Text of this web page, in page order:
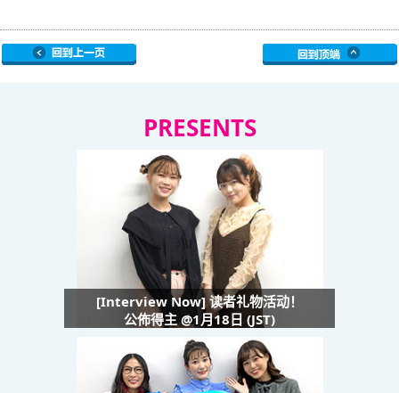
PRESENTS
[Interview Now] 读者礼物活动！
公佈得主 @1月18日 (JST)